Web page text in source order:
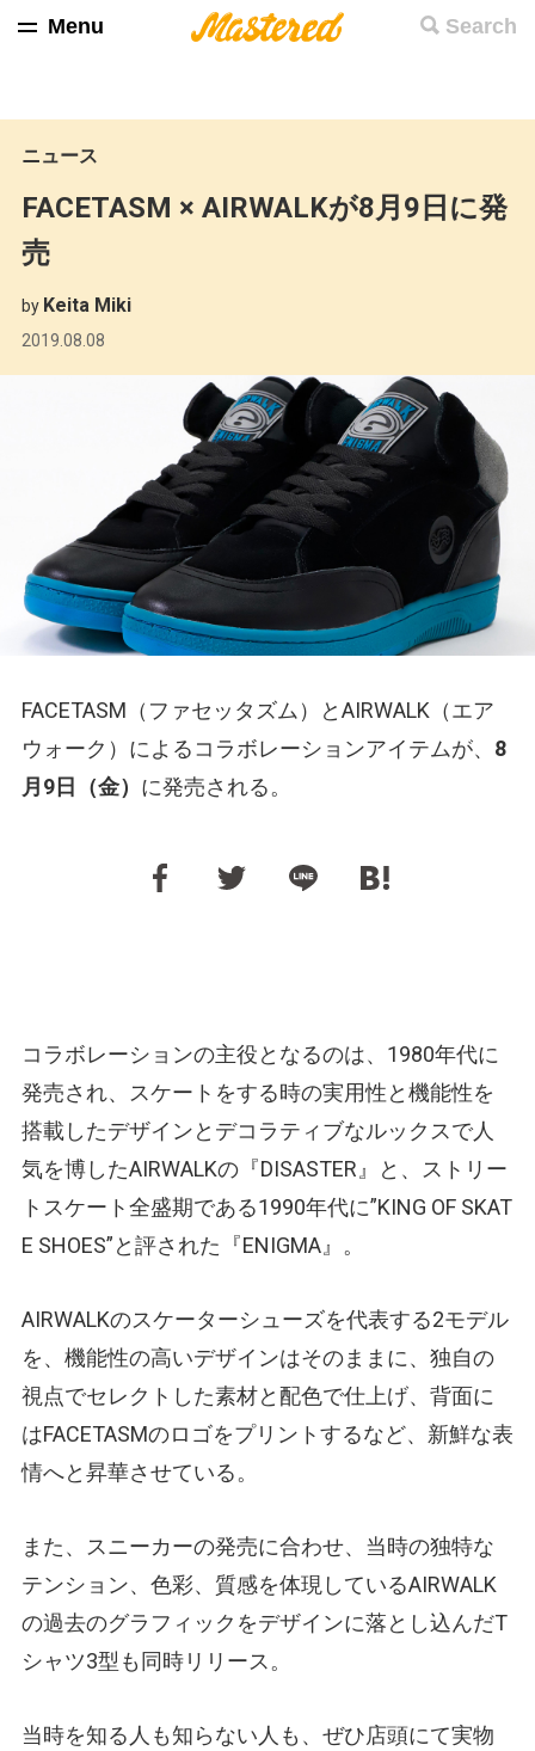
Search
Menu
ニュース
FACETASM × AIRWALKが8月9日に発
売
by Keita Miki
2019.08.08
FACETASM（ファセッタズム）とAIRWALK（エア
ウォーク）によるコラボレーションアイテムが、 8
月9日（金） に発売される。
コラボレーションの主役となるのは、1980年代に
発売され、スケートをする時の実用性と機能性を
搭載したデザインとデコラティブなルックスで人
気を博したAIRWALKの『DISASTER』と、ストリー
トスケート全盛期である1990年代に”KING OF SKAT
E SHOES”と評された『ENIGMA』。
AIRWALKのスケーターシューズを代表する2モデル
を、機能性の高いデザインはそのままに、独自の
視点でセレクトした素材と配色で仕上げ、背面に
はFACETASMのロゴをプリントするなど、新鮮な表
情へと昇華させている。
また、スニーカーの発売に合わせ、当時の独特な
テンション、色彩、質感を体現しているAIRWALK
の過去のグラフィックをデザインに落とし込んだT
シャツ3型も同時リリース。
当時を知る人も知らない人も、ぜひ店頭にて実物